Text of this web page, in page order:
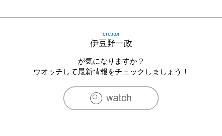
2014　現代茶ノ湯スタイル「縁-enishi」（渋谷西武 / 東
2015　「土着の人」（酒井崇との二人展）（白白庵 / 東
2015　へうげ十作の戦い「青山事変」（白白庵 / 東京）
2015　「Liberation of Art　～未来へつなぐ枯山水～」（伊
2015　「エンジョイ！アートフェス☆」（日本橋三越 / 東
creator
伊豆野一政
が気になりますか？
ウオッチして最新情報をチェックしましょう！